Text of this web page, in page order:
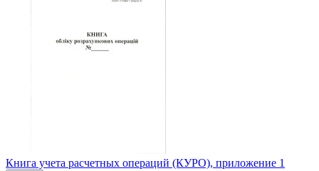
Книга учета расчетных операций (КУРО), приложение 1